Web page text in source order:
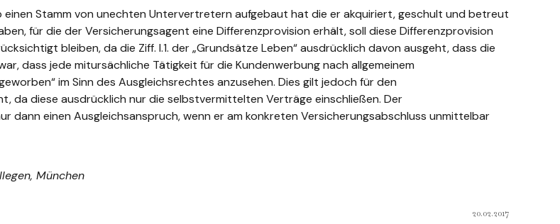
Stamm von unechten Untervertretern aufgebaut hat die er akquiriert, geschult und betreut
für die der Versicherungsagent eine Differenzprovision erhält, soll diese Differenzprovision
bleiben, da die Ziff. I.1. der „Grundsätze Leben“ ausdrücklich davon ausgeht, dass die
dass jede mitursächliche Tätigkeit für die Kundenwerbung nach allgemeinem
im Sinn des Ausgleichsrechtes anzusehen. Dies gilt jedoch für den
da diese ausdrücklich nur die selbstvermittelten Verträge einschließen. Der
dann einen Ausgleichsanspruch, wenn er am konkreten Versicherungsabschluss unmittelbar
München
20.02.2017